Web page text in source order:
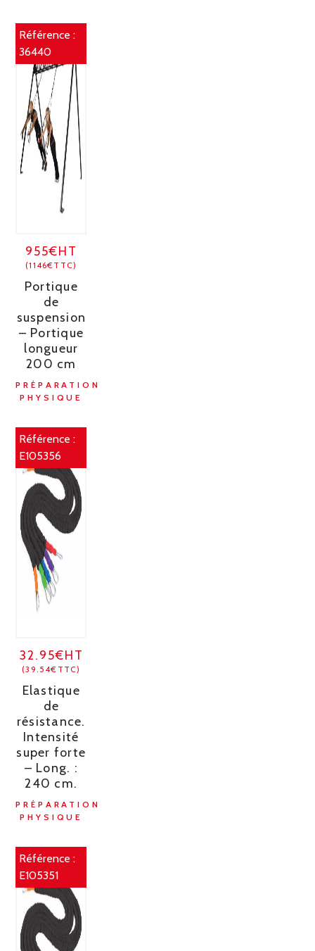
Référence :
36440
955€HT
(1146€TTC)
Portique
de
suspension
– Portique
longueur
200 cm
PRÉPARATION
PHYSIQUE
Référence :
E105356
32.95€HT
(39.54€TTC)
Elastique
de
résistance.
Intensité
super forte
– Long. :
240 cm.
PRÉPARATION
PHYSIQUE
Référence :
E105351